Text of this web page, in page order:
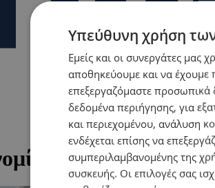
Υπεύθυνη χρήση
Εμείς και οι συνεργάτες μας
αποθηκεύουμε και να
επεξεργαζόμαστε προσωπικά
δεδομένα περιήγησης, για
και περιεχομένου, ανάλυση
ενδέχεται επίσης να
συμπεριλαμβανομένης της
συσκευής. Οι επιλογές σας